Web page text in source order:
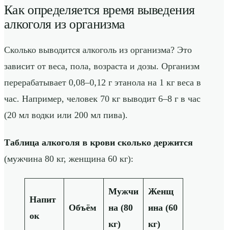
Как определяется время выведения
алкоголя из организма
Сколько выводится алкоголь из организма? Это
зависит от веса, пола, возраста и дозы. Организм
перерабатывает 0,08–0,12 г этанола на 1 кг веса в
час. Например, человек 70 кг выводит 6–8 г в час
(20 мл водки или 200 мл пива).
Таблица алкоголя в крови сколько держится
(мужчина 80 кг, женщина 60 кг):
Напит
ок
Объём
Мужчи
на (80
кг)
Женщ
ина (60
кг)